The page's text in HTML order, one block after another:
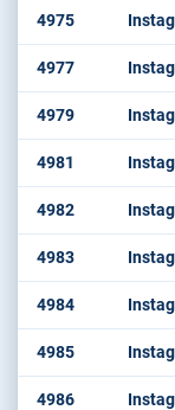
4975
4977
4979
4981
4982
4983
4984
4985
4986